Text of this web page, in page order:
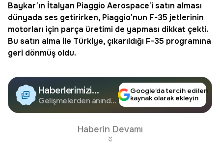
Baykar’ın İtalyan Piaggio Aerospace’i satın alması
dünyada ses getirirken, Piaggio’nun F-35 jetlerinin
motorları için parça üretimi de yapması dikkat çekti.
Bu satın alma ile Türkiye, çıkarıldığı F-35 programına
geri dönmüş oldu.
Haberlerimizi
Google'da Takip
Edin
Gelişmelerden anında
Google’da tercih edilen
kaynak olarak ekleyin
Haberin Devamı